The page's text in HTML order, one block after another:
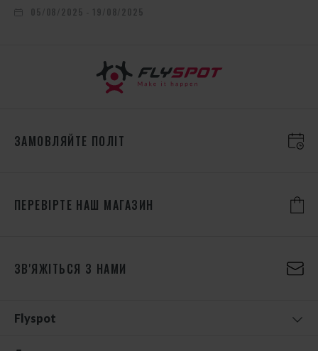
05/08/2025 - 19/08/2025
ЗАМОВЛЯЙТЕ ПОЛІТ
ПЕРЕВІРТЕ НАШ МАГАЗИН
ЗВ'ЯЖІТЬСЯ З НАМИ
Flyspot